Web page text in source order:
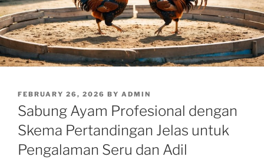
POSTED
ON
FEBRUARY 26, 2026 BY ADMIN
Sabung Ayam Profesional dengan
Skema Pertandingan Jelas untuk
Pengalaman Seru dan Adil